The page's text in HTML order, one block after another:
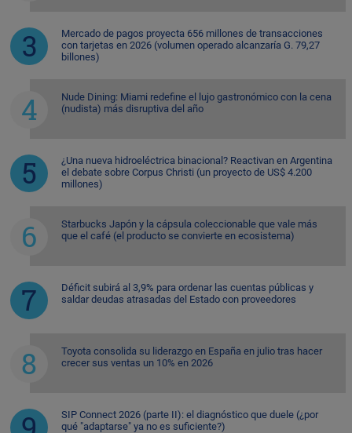
Mercado de pagos proyecta 656 millones de transacciones
con tarjetas en 2026 (volumen operado alcanzaría G. 79,27
billones)
Nude Dining: Miami redefine el lujo gastronómico con la cena
(nudista) más disruptiva del año
¿Una nueva hidroeléctrica binacional? Reactivan en Argentina
el debate sobre Corpus Christi (un proyecto de US$ 4.200
millones)
Starbucks Japón y la cápsula coleccionable que vale más
que el café (el producto se convierte en ecosistema)
Déficit subirá al 3,9% para ordenar las cuentas públicas y
saldar deudas atrasadas del Estado con proveedores
Toyota consolida su liderazgo en España en julio tras hacer
crecer sus ventas un 10% en 2026
SIP Connect 2026 (parte II): el diagnóstico que duele (¿por
qué "adaptarse" ya no es suficiente?)